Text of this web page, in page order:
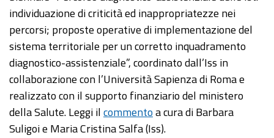
individuazione di criticità ed inappropriatezze nei
percorsi; proposte operative di implementazione del
sistema territoriale per un corretto inquadramento
diagnostico-assistenziale”, coordinato dall’Iss in
collaborazione con l’Università Sapienza di Roma e
realizzato con il supporto finanziario del ministero
della Salute. Leggi ilcommentoa cura di Barbara
Suligoi e Maria Cristina Salfa (Iss).